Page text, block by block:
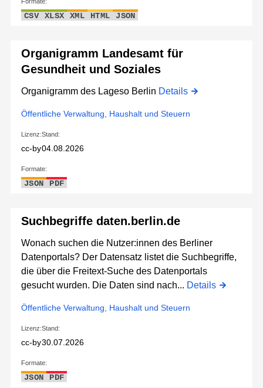
CSV XLSX XML HTML JSON
Organigramm Landesamt für
Gesundheit und Soziales
Organigramm des Lageso Berlin Details
Öffentliche Verwaltung, Haushalt und Steuern
Lizenz:
cc-by
Stand:
04.08.2026
Formate:
JSON PDF
Suchbegriffe daten.berlin.de
Wonach suchen die Nutzer:innen des Berliner
Datenportals? Der Datensatz listet die Suchbegriffe,
die über die Freitext-Suche des Datenportals
gesucht wurden. Die Daten sind nach... Details
Öffentliche Verwaltung, Haushalt und Steuern
Lizenz:
cc-by
Stand:
30.07.2026
Formate:
JSON PDF